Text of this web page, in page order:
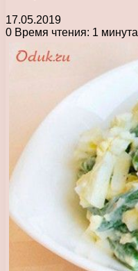
17.05.2019
0 Время чтения: 1 минута